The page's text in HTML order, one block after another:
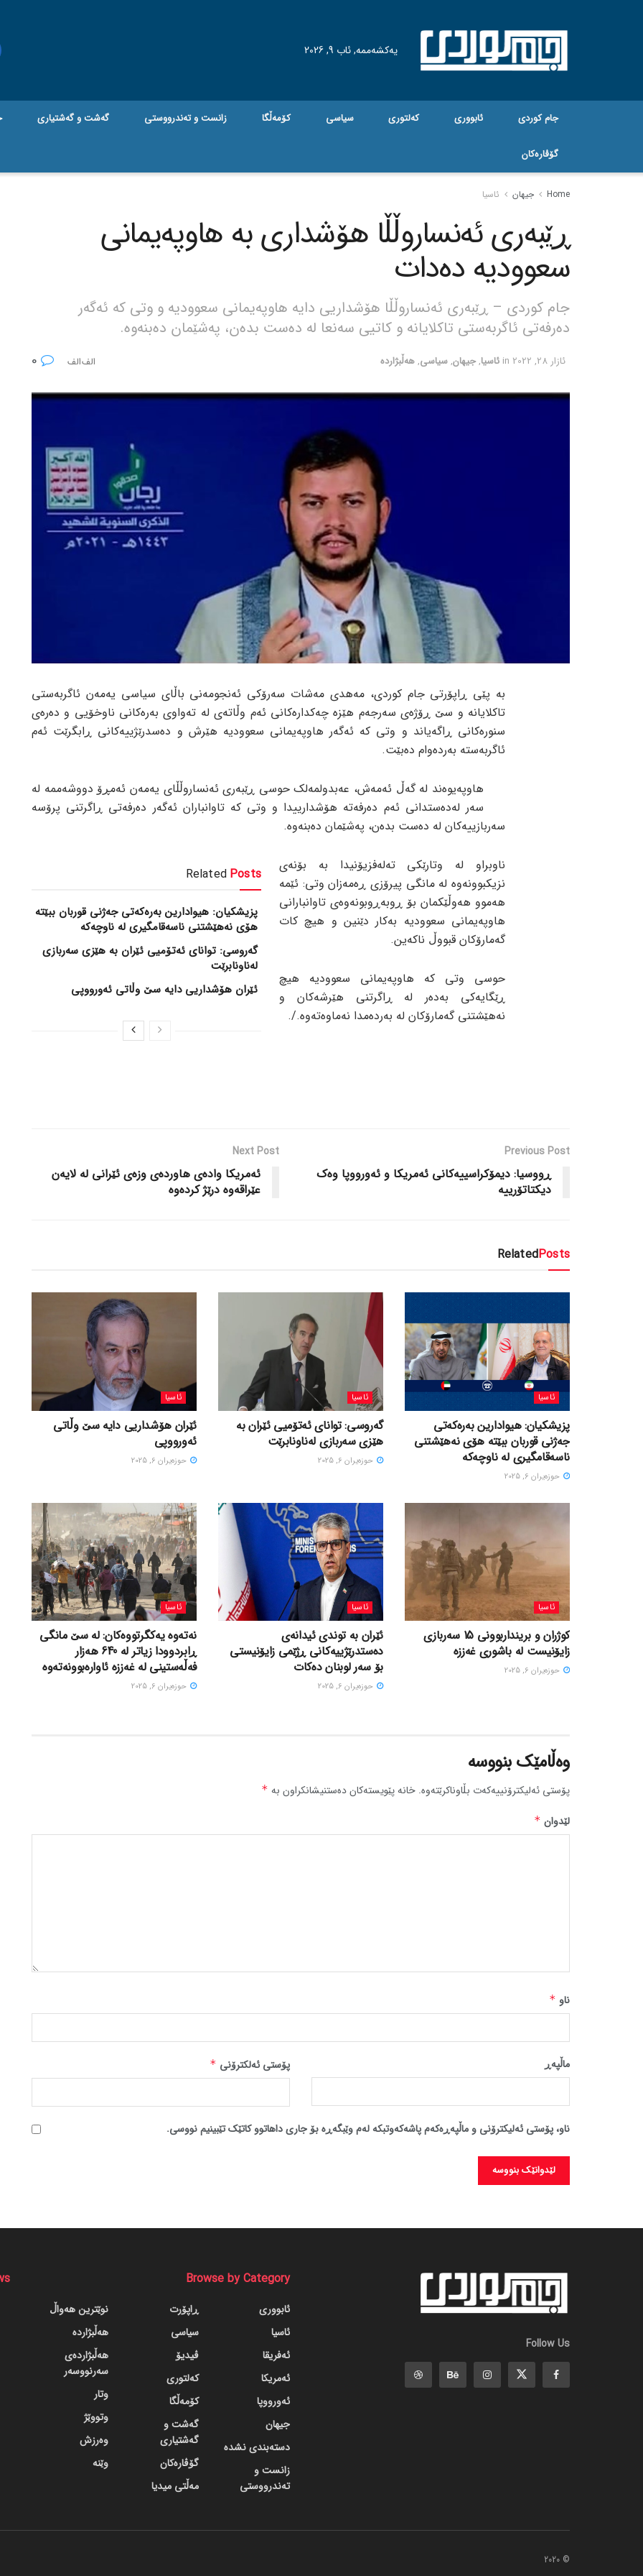
یەکشەممە, ئاب 9, 2026
جام کوردی ئابووری کەلتوری سیاسی کۆمەڵگا زانست و تەندرووستی گه‌شت و گه‌شتیاری
گۆڤاره‌کان
Home جیهان ئاسیا
ڕێبەری ئەنساروڵڵا هۆشداری بە هاوپەیمانی
سعوودیە دەدات
جام کوردی – ڕێبەری ئەنساروڵڵا هۆشداریی دایە هاوپەیمانی سعوودیە و وتی کە ئەگەر
دەرفەتی ئاگربەستی تاکلایانە و کاتیی سەنعا لە دەست بدەن، پەشێمان دەبنەوە.
ئازار 28, 2022 in ئاسیا,جیهان,سیاسی,هەڵبژاردە
بە پێی ڕاپۆرتی جام کوردی، مەهدی مەشات سەرۆکی ئەنجومەنی باڵای سیاسی یەمەن ئاگربەستی
تاکلایانە و سێ ڕۆژەی سەرجەم هێزە چەکدارەکانی ئەم وڵاتەی لە تەواوی بەرەکانی ناوخۆیی و دەرەی
سنورەکانی ڕاگەیاند و وتی کە ئەگەر هاوپەیمانی سعوودیە هێرش و دەسدرێژییەکانی ڕابگرێت ئەم
ئاگربەستە بەردەوام دەبێت.
هاوپەیوەند لە گەڵ ئەمەش، عەبدولمەلک حوسی ڕێبەری ئەنساروڵڵای یەمەن ئەمڕۆ دووشەممە لە
سەر لەدەستدانی ئەم دەرفەتە هۆشدارییدا و وتی کە تاوانباران ئەگەر دەرفەتی ڕاگرتنی پرۆسە
سەربازییەکان لە دەست بدەن، پەشێمان دەبنەوە.
Related Posts
پزیشکیان: هیوادارین بەرەکەتی جەژنی قوربان ببێتە
هۆی نەهێشتنی ناسەقامگیری لە ناوچەکە
گەروسی: توانای ئەتۆمیی ئێران بە هێزی سەربازی
لەناونابرێت
ئێران هۆشداریی دایە سێ وڵاتی ئەورووپی
ناوبراو لە وتارێکی تەلەفزیۆنیدا بە بۆنەی
نزیکبوونەوە لە مانگی پیرۆزی ڕەمەزان وتی: ئێمە
هەموو هەوڵێکمان بۆ ڕوبەڕوبونەوەی تاوانبارانی
هاوپەیمانی سعوودیە بەکار دێنین و هیچ کات
گەمارۆکان قبووڵ ناکەین.
حوسی وتی کە هاوپەیمانی سعوودیە هیچ
ڕێگایەکی بەدەر لە ڕاگرتنی هێرشەکان و
نەهێشتنی گەمارۆکان لە بەردەمدا نەماوەتەوە./.
Previous Post
ڕووسیا: دیمۆکراسییەکانی ئەمریکا و ئەورووپا وەک
دیکتاتۆرییە
Next Post
ئەمریکا وادەی هاوردەی وزەی ئێرانی لە لایەن
عێراقەوە درێژ کردەوە
RelatedPosts
ئاسیا
پزیشکیان: هیوادارین بەرەکەتی
جەژنی قوربان ببێتە هۆی نەهێشتنی
ناسەقامگیری لە ناوچەکە
حوزه‌یران 6, 2025
ئاسیا
گەروسی: توانای ئەتۆمیی ئێران بە
هێزی سەربازی لەناونابرێت
حوزه‌یران 6, 2025
ئاسیا
ئێران هۆشداریی دایە سێ وڵاتی
ئەورووپی
حوزه‌یران 6, 2025
ئاسیا
کوژران و برینداربوونی 15 سەربازی
زایۆنیست لە باشوری غەززە
حوزه‌یران 6, 2025
ئاسیا
ئێران بە توندی ئیدانەی
دەستدرێژییەکانی ڕژێمی زایۆنیستی
بۆ سەر لوبنان دەکات
حوزه‌یران 6, 2025
ئاسیا
نەتەوە یەکگرتووەکان: لە سێ مانگی
ڕابردوودا زیاتر لە 640 هەزار
فەڵەستینی لە غەززە ئاوارەبوونەتەوە
حوزه‌یران 6, 2025
وەڵامێک بنووسە
پۆستی ئەلیکترۆنییەکەت بڵاوناکرێتەوە. خانە پێویستەکان دەستنیشانکراون بە *
لێدوان *
ناو *
پۆستی ئەلکترۆنی * ماڵپه‌ڕ
ناو، پۆستی ئەلیکترۆنی و ماڵپەڕەکەم پاشەکەوتبکە لەم وێبگەڕە بۆ جاری داهاتوو کاتێک تێبینیم نووسی.
Follow Us
Browse by Category
ئابووری
ئاسیا
ئەفریقا
ئەمریکا
ئەورووپا
جیهان
دسته‌بندی نشده
زانست و
تەندرووستی
ڕاپۆرت
سیاسی
ڤیدیۆ
کەلتوری
کۆمەڵگا
گه‌شت و
گه‌شتیاری
گۆڤاره‌کان
مەڵتی میدیا
نوێترین هەواڵ
هەڵبژاردە
هەڵبژاردەی
سەرنووسەر
وتار
وتووێژ
وەرزش
وێنە
© 2020